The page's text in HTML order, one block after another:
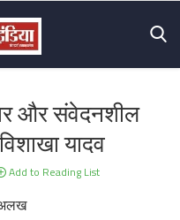
और संवेदनशील
यादव
Add to Reading List
अलख